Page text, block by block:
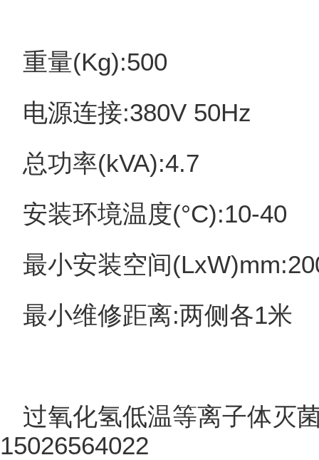
重量(Kg):500
电源连接:380V 50Hz
总功率(kVA):4.7
安装环境温度(°C):10-40
最小安装空间
最小维修距离:两侧各1米
过氧化氢低温等离子体灭
15026564022